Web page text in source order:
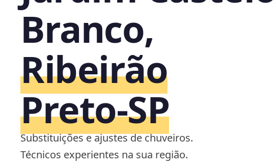
Branco,
Ribeirão
Preto‑SP
Substituições e ajustes de chuveiros.
Técnicos experientes na sua região.